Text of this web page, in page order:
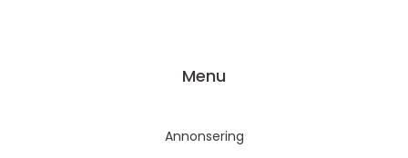
Menu
Annonsering